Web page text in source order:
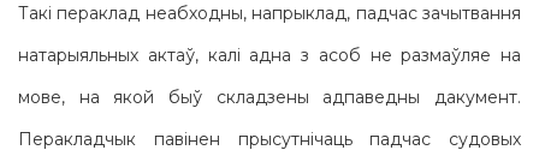
Такі пераклад неабходны, напрыклад, падчас зачытвання
натарыяльных актаў, калі адна з асоб не размаўляе на
мове, на якой быў складзены адпаведны дакумент.
Перакладчык павінен прысутнічаць падчас судовых